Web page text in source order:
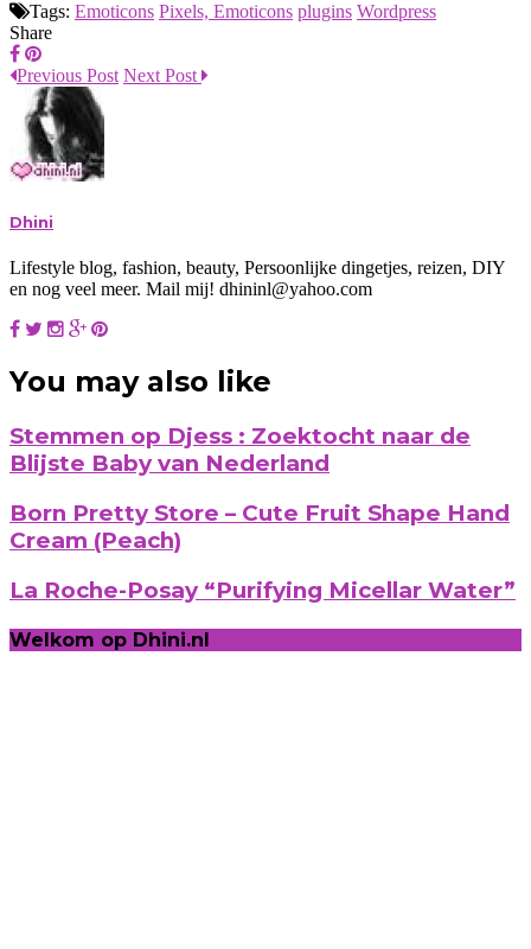
Tags: Emoticons Pixels, Emoticons plugins Wordpress
Share
Previous Post Next Post
Dhini
Lifestyle blog, fashion, beauty, Persoonlijke dingetjes, reizen, DIY
en nog veel meer. Mail mij! dhininl@yahoo.com
You may also like
Stemmen op Djess : Zoektocht naar de
Blijste Baby van Nederland
Born Pretty Store – Cute Fruit Shape Hand
Cream (Peach)
La Roche-Posay “Purifying Micellar Water”
Welkom op Dhini.nl